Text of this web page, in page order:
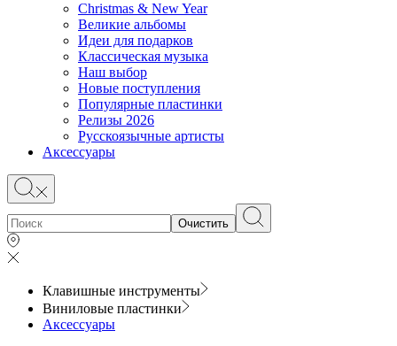
Christmas & New Year
Великие альбомы
Идеи для подарков
Классическая музыка
Наш выбор
Новые поступления
Популярные пластинки
Релизы 2026
Русскоязычные артисты
Аксессуары
Очистить
Клавишные инструменты
Виниловые пластинки
Аксессуары